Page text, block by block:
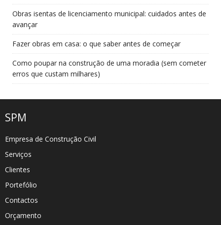
Obras isentas de licenciamento municipal: cuidados antes de
avançar
Fazer obras em casa: o que saber antes de começar
Como poupar na construção de uma moradia (sem cometer
erros que custam milhares)
SPM
Empresa de Construção Civil
Serviços
Clientes
Portefólio
Contactos
Orçamento